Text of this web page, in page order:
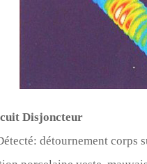
Disjoncteur
détournement corps